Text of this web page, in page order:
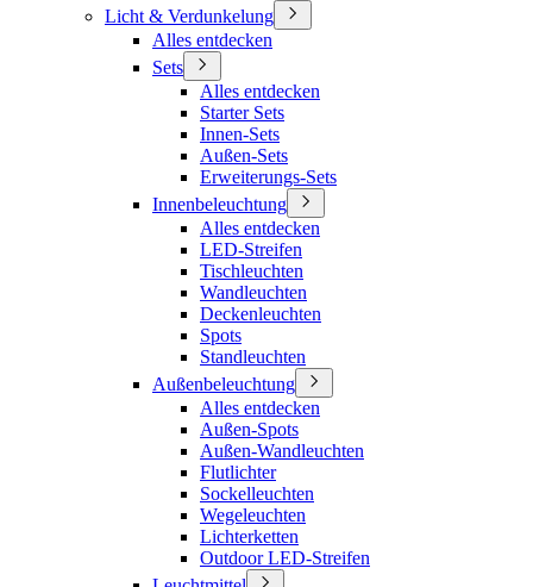
Licht & Verdunkelung
Alles entdecken
Sets
Alles entdecken
Starter Sets
Innen-Sets
Außen-Sets
Erweiterungs-Sets
Innenbeleuchtung
Alles entdecken
LED-Streifen
Tischleuchten
Wandleuchten
Deckenleuchten
Spots
Standleuchten
Außenbeleuchtung
Alles entdecken
Außen-Spots
Außen-Wandleuchten
Flutlichter
Sockelleuchten
Wegeleuchten
Lichterketten
Outdoor LED-Streifen